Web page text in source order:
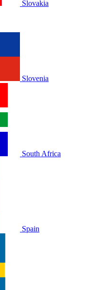
Slovakia
Slovenia
South Africa
Spain